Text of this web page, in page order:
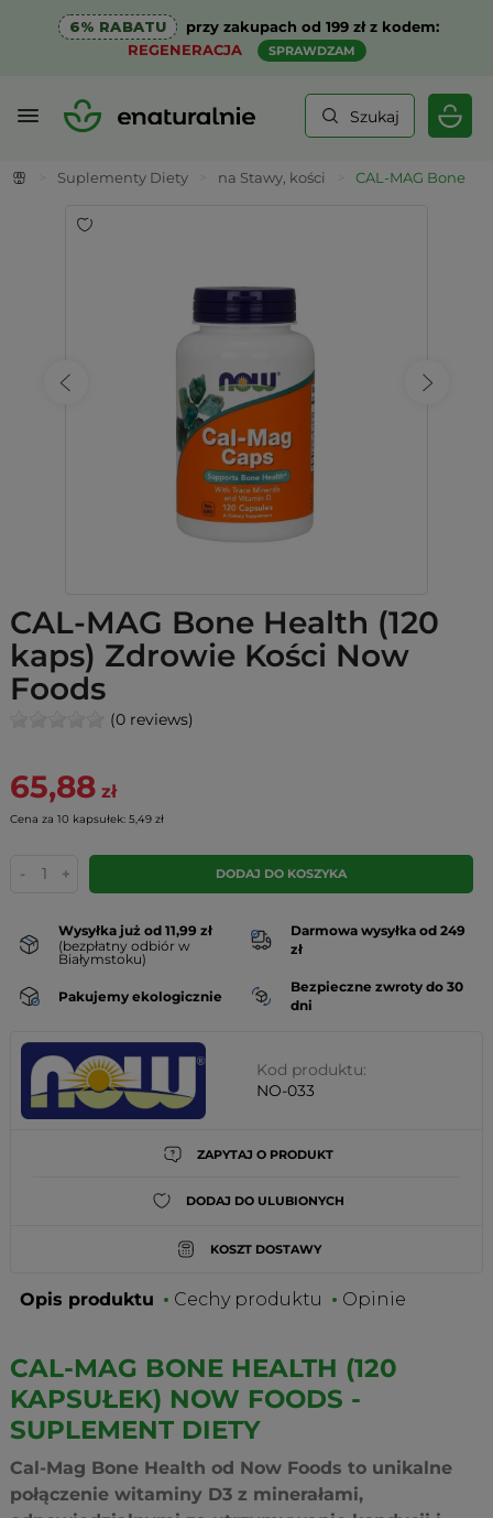
6% RABATU
przy zakupach od 199 zł z kodem:
REGENERACJA
SPRAWDZAM
Szukaj
Suplementy Diety na Stawy, kości CAL-MAG Bone
CAL-MAG Bone Health (120
kaps) Zdrowie Kości Now
Foods
(0 reviews)
65,88 zł
Cena za 10 kapsułek: 5,49 zł
- + DODAJ DO KOSZYKA
Wysyłka już od 11,99 zł
(bezpłatny odbiór w
Białymstoku)
Darmowa wysyłka od 249
zł
Pakujemy ekologicznie
Bezpieczne zwroty do 30
dni
Kod produktu:
NO-033
ZAPYTAJ O PRODUKT
DODAJ DO ULUBIONYCH
KOSZT DOSTAWY
Opis produktu Cechy produktu Opinie
CAL-MAG BONE HEALTH (120
KAPSUŁEK) NOW FOODS -
SUPLEMENT DIETY
Cal-Mag Bone Health od Now Foods to unikalne
połączenie witaminy D3 z minerałami,